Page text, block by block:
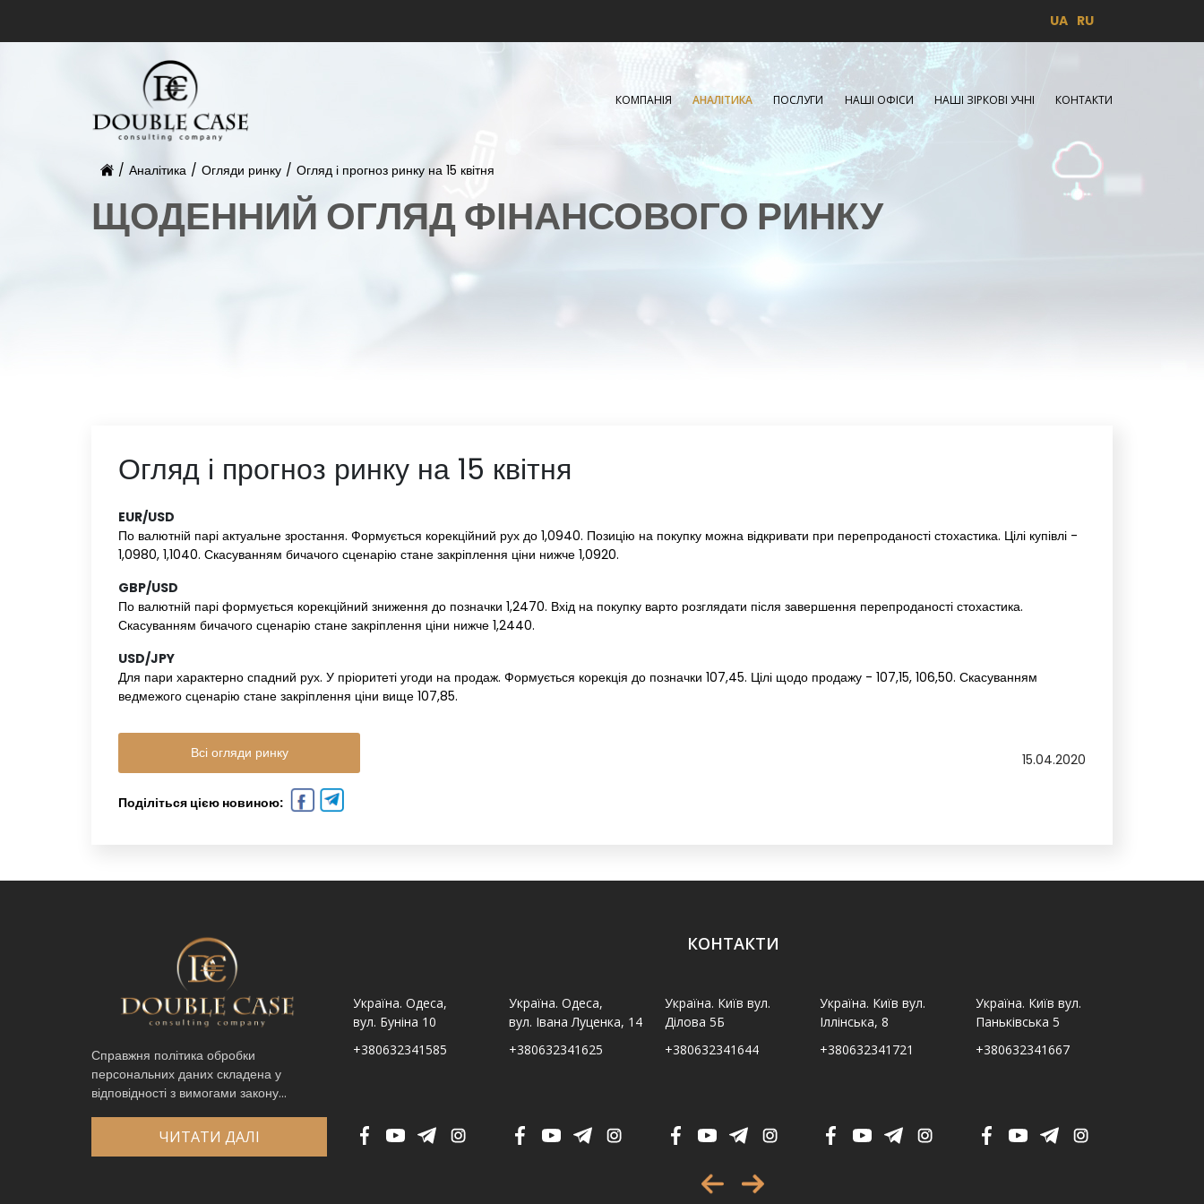
UA RU
КОМПАНІЯ АНАЛІТИКА ПОСЛУГИ НАШІ ОФІСИ НАШІ ЗІРКОВІ УЧНІ КОНТАКТИ
/ Аналітика / Огляди ринку / Огляд і прогноз ринку на 15 квітня
ЩОДЕННИЙ ОГЛЯД ФІНАНСОВОГО РИНКУ
Огляд і прогноз ринку на 15 квітня
EUR/USD‌ ‌
По валютній парі актуальне зростання. Формується корекційний рух до 1,0940. Позицію на покупку можна відкривати при перепроданості стохастика. Цілі купівлі -
1,0980, 1,1040. Скасуванням бичачого сценарію стане закріплення ціни нижче 1,0920.
GBP/USD‌ ‌
По валютній парі формується корекційний зниження до позначки 1,2470. Вхід на покупку варто розглядати після завершення перепроданості стохастика.
Скасуванням бичачого сценарію стане закріплення ціни нижче 1,2440.
USD/JPY‌ ‌
Для пари характерно спадний рух. У пріоритеті угоди на продаж. Формується корекція до позначки 107,45. Цілі щодо продажу - 107,15, 106,50. Скасуванням
ведмежого сценарію стане закріплення ціни вище 107,85.
Всі огляди ринку 15.04.2020
Поділіться цією новиною:
Справжня політика обробки
персональних даних складена у
відповідності з вимогами закону...
ЧИТАТИ ДАЛІ
КОНТАКТИ
Україна. Львів вул.
+380632341740
Україна. Львів, просп.
Чорновола 67Г
+380632341780
Україна. Одеса,
вул. Буніна 10
+380632341585
Україна. Одеса,
вул. Івана Луценка, 14
+380632341625
Україна. Київ вул.
Ділова 5Б
+380632341644
Україна. Київ вул.
Іллінська, 8
+380632341721
Україна. Київ вул.
Паньківська 5
+380632341667
Телефон *
Виберіть місто*